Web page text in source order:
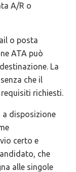
A/R o
o posta
ATA può
La
che il
richiesti.
a disposizione
certo e
che
alle singole